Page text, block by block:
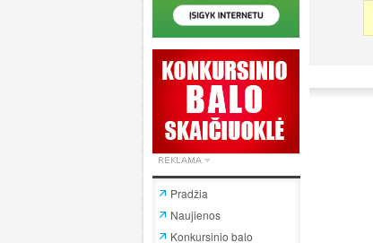
Pradžia
Naujienos
Konkursinio balo